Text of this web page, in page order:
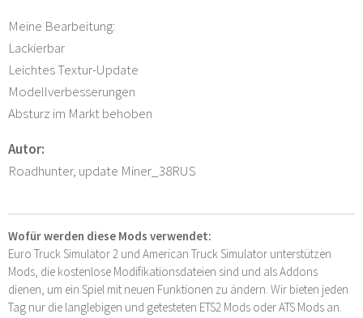
Meine Bearbeitung:
Lackierbar
Leichtes Textur-Update
Modellverbesserungen
Absturz im Markt behoben
Autor:
Roadhunter, update Miner_38RUS
Wofür werden diese Mods verwendet:
Euro Truck Simulator 2 und American Truck Simulator unterstützen
Mods, die kostenlose Modifikationsdateien sind und als Addons
dienen, um ein Spiel mit neuen Funktionen zu ändern. Wir bieten jeden
Tag nur die langlebigen und getesteten ETS2 Mods oder ATS Mods an.